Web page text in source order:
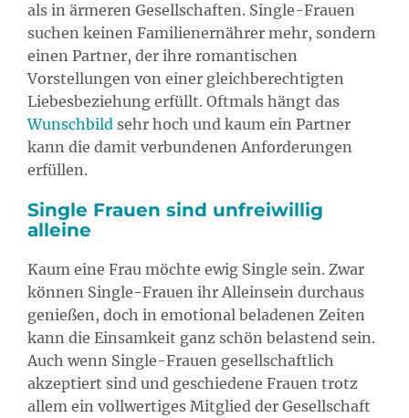
als in ärmeren Gesellschaften. Single-Frauen
suchen keinen Familienernährer mehr, sondern
einen Partner, der ihre romantischen
Vorstellungen von einer gleichberechtigten
Liebesbeziehung erfüllt. Oftmals hängt das
Wunschbild sehr hoch und kaum ein Partner
kann die damit verbundenen Anforderungen
erfüllen.
Single Frauen sind unfreiwillig
alleine
Kaum eine Frau möchte ewig Single sein. Zwar
können Single-Frauen ihr Alleinsein durchaus
genießen, doch in emotional beladenen Zeiten
kann die Einsamkeit ganz schön belastend sein.
Auch wenn Single-Frauen gesellschaftlich
akzeptiert sind und geschiedene Frauen trotz
allem ein vollwertiges Mitglied der Gesellschaft